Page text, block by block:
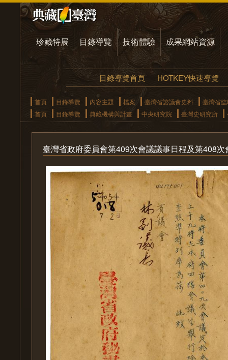
珍藏特展 目錄導覽 技術體驗 成果網站資源
目錄導覽首頁 HOTKEY快速導覽
首頁 目錄導覽 內容主題 檔案 臺灣省諮議會史料
臺灣省
首頁
目錄導覽 典藏機構與計畫 中央研究院 臺灣史研究所
臺灣省政府委員會第409次會議議事日程及第408次